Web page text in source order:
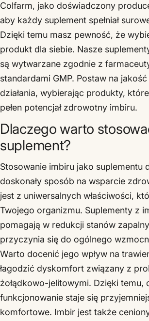
Colfarm, jako doświadczony
aby każdy suplement spełniał
Dzięki temu masz pewność, że
produkt dla siebie. Nasze
są wytwarzane zgodnie z
standardami GMP. Postaw na
działania, wybierając produkty,
pełen potencjał zdrowotny imbiru.
Dlaczego warto
suplement?
Stosowanie imbiru jako suplementu
doskonały sposób na wsparcie
jest z uniwersalnych właściwości,
Twojego organizmu. Suplementy z
pomagają w redukcji stanów
przyczynia się do ogólnego
Warto docenić jego wpływ na
łagodzić dyskomfort związany z
żołądkowo-jelitowymi. Dzięki temu,
funkcjonowanie staje się
komfortowe. Imbir jest także